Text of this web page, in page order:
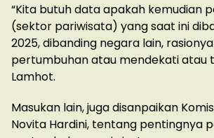
“Kita butuh data apakah kemudian
(sektor pariwisata) yang saat ini
2025, dibanding negara lain,
pertumbuhan atau mendekati atau
Lamhot.
Masukan lain, juga disanpaikan
Novita Hardini, tentang pentingnya